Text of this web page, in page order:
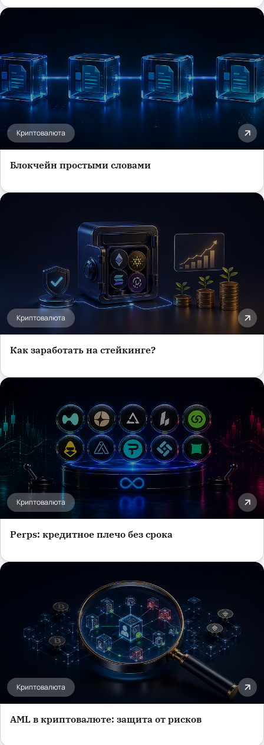
Криптовалюта
Блокчейн простыми словами
Криптовалюта
Как заработать на стейкинге?
Криптовалюта
Perps: кредитное плечо без срока
Криптовалюта
AML в криптовалюте: защита от рисков